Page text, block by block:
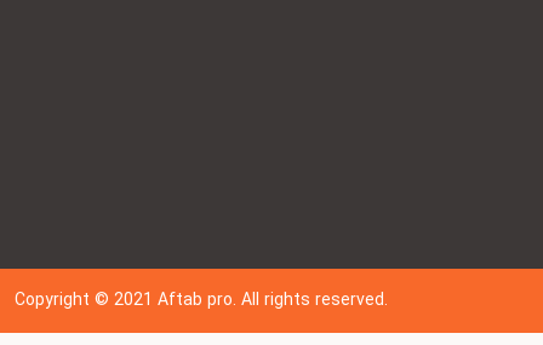
Copyright © 202 1Aftab pro. All rights reserved.